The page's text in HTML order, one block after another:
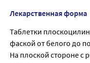
Лекарственная форма
Таблетки
фаской от белого до
На плоской стороне с